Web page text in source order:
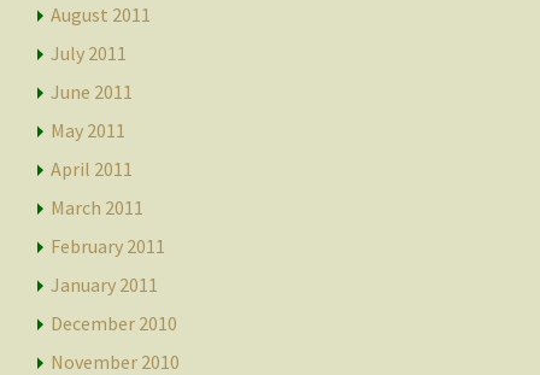
August 2011
July 2011
June 2011
May 2011
April 2011
March 2011
February 2011
January 2011
December 2010
November 2010